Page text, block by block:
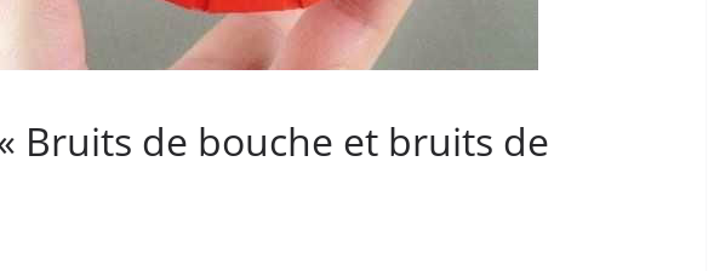
Bruits de bouche et bruits de